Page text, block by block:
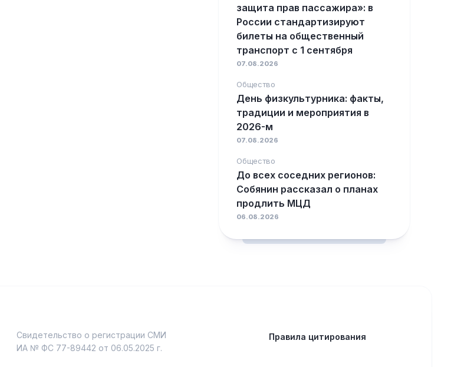
защита прав пассажира»: в
России стандартизируют
билеты на общественный
транспорт с 1 сентября
07.08.2026
Общество
День физкультурника: факты,
традиции и мероприятия в
2026-м
07.08.2026
Общество
До всех соседних регионов:
Собянин рассказал о планах
продлить МЦД
06.08.2026
Свидетельство о регистрации СМИ
ИА № ФС 77-89442 от 06.05.2025 г.
Правила цитирования